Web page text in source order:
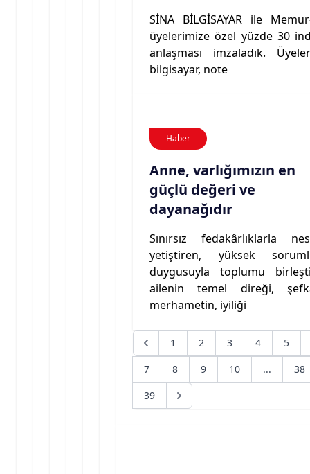
SİNA BİLGİSAYAR ile
üyelerimize özel yüzde 30
anlaşması imzaladık.
bilgisayar, note
Haber
Anne, varlığımızın en
güçlü değeri ve
dayanağıdır
Sınırsız fedakârlıklarla
yetiştiren, yüksek
duygusuyla toplumu
ailenin temel direği,
merhametin, iyiliği
1 2 3 4
5
7
8 9 10 ...
38
39